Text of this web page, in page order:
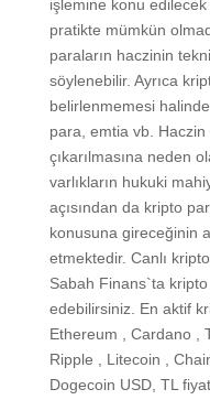
işlemine konu
pratikte mümkün
paraların haczinin
söylenebilir. Ayrıca
belirlenmemesi
para, emtia vb.
çıkarılmasına neden
varlıkların hukuki
açısından da kripto
konusuna gireceğinin
etmektedir. Canlı
Sabah Finans`ta
edebilirsiniz. En aktif
Ethereum , Cardano ,
Ripple , Litecoin ,
Dogecoin USD, TL